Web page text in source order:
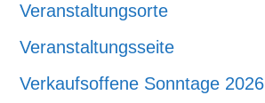
Veranstaltungsorte
Veranstaltungsseite
Verkaufsoffene Sonntage 2026